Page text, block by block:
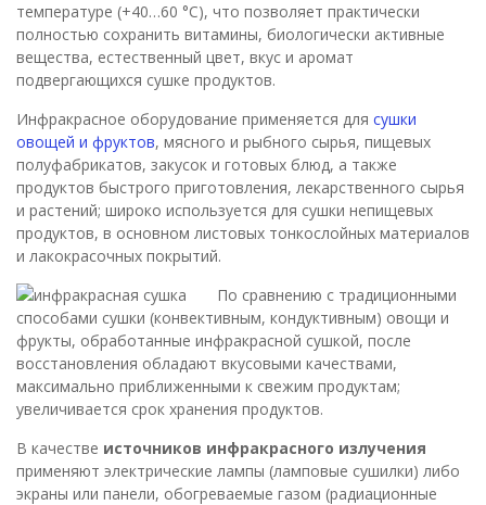
температуре (+40…60 °С), что позволяет практически
полностью сохранить витамины, биологически активные
вещества, естественный цвет, вкус и аромат
подвергающихся сушке продуктов.
Инфракрасное оборудование применяется для сушки
овощей и фруктов, мясного и рыбного сырья, пищевых
полуфабрикатов, закусок и готовых блюд, а также
продуктов быстрого приготовления, лекарственного сырья
и растений; широко используется для сушки непищевых
продуктов, в основном листовых тонкослойных материалов
и лакокрасочных покрытий.
По сравнению с традиционными
способами сушки (конвективным, кондуктивным) овощи и
фрукты, обработанные инфракрасной сушкой, после
восстановления обладают вкусовыми качествами,
максимально приближенными к свежим продуктам;
увеличивается срок хранения продуктов.
В качестве источников инфракрасного излучения
применяют электрические лампы (ламповые сушилки) либо
экраны или панели, обогреваемые газом (радиационные